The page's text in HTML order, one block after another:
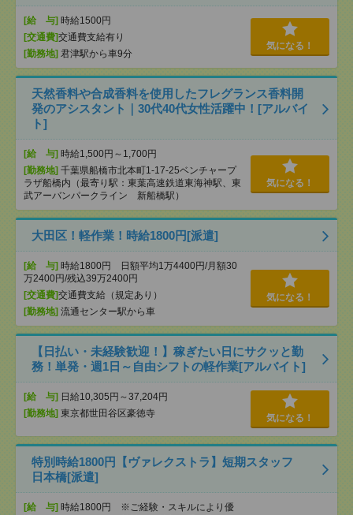
[給 与] 時給1500円
[交通費]交通費支給有り
[勤務地] 君津駅から車9分
気になる！
天然香料や合成香料を使用したフレグランス香料開
発のアシスタント｜30代40代女性活躍中！[アルバイ
ト]
[給 与] 時給1,500円～1,700円
[勤務地] 千葉県船橋市北本町1-17-25ベンチャープ
ラザ船橋内（最寄り駅：東葉高速鉄道東海神駅、東
武アーバンパークライン 新船橋駅）
気になる！
大田区！軽作業！時給1800円[派遣]
[給 与] 時給1800円 日額平均1万4400円/月額30
万2400円/残込39万2400円
[交通費]交通費支給（規定あり）
[勤務地] 流通センター駅から車
気になる！
【日払い・未経験歓迎！】稼ぎたい日にサクッと勤
務！単発・週1日～自由シフトの軽作業[アルバイト]
[給 与] 日給10,305円～37,204円
[勤務地] 東京都世田谷区豪徳寺 気になる！
特別時給1800円【ヴァレクストラ】短期スタッフ
日本橋[派遣]
[給 与] 時給1800円 ※ご経験・スキルにより優